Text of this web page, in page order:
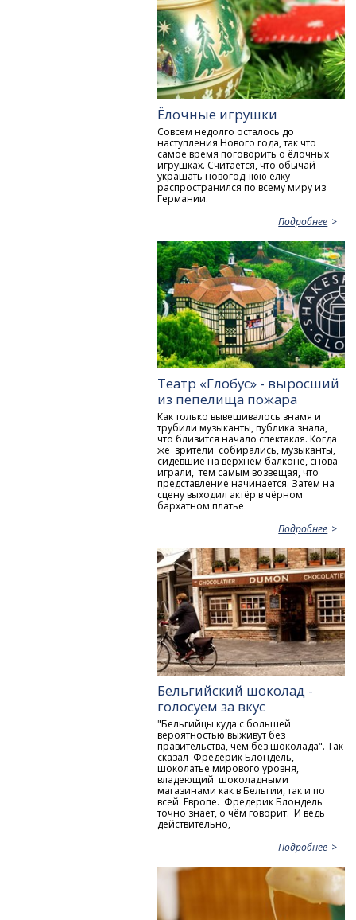
Ёлочные игрушки
Совсем недолго осталось до
наступления Нового года, так что
самое время поговорить о ёлочных
игрушках. Считается, что обычай
украшать новогоднюю ёлку
распространился по всему миру из
Германии.
Подробнее
Театр «Глобус» - выросший
из пепелища пожара
Как только вывешивалось знамя и
трубили музыканты, публика знала,
что близится начало спектакля. Когда
же зрители собирались, музыканты,
сидевшие на верхнем балконе, снова
играли, тем самым возвещая, что
представление начинается. Затем на
сцену выходил актёр в чёрном
бархатном платье
Подробнее
Бельгийский шоколад -
голосуем за вкус
"Бельгийцы куда с большей
вероятностью выживут без
правительства, чем без шоколада". Так
сказал Фредерик Блондель,
шоколатье мирового уровня,
владеющий шоколадными
магазинами как в Бельгии, так и по
всей Европе. Фредерик Блондель
точно знает, о чём говорит. И ведь
действительно,
Подробнее